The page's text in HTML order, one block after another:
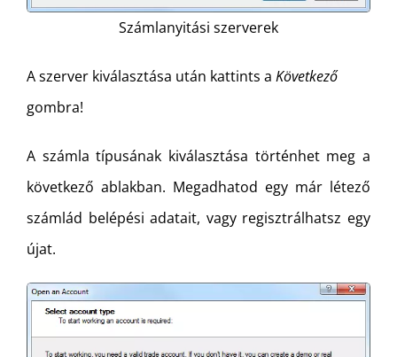
Számlanyitási szerverek
A szerver kiválasztása után kattints a Következő
gombra!
A számla típusának kiválasztása történhet meg a
következő ablakban. Megadhatod egy már létező
számlád belépési adatait, vagy regisztrálhatsz egy
újat.